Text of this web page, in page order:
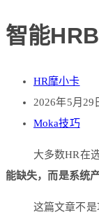
智能
HR摩小卡
2026年5月29
Moka技巧
大多数HR在
能缺失，而是系统
这篇文章不